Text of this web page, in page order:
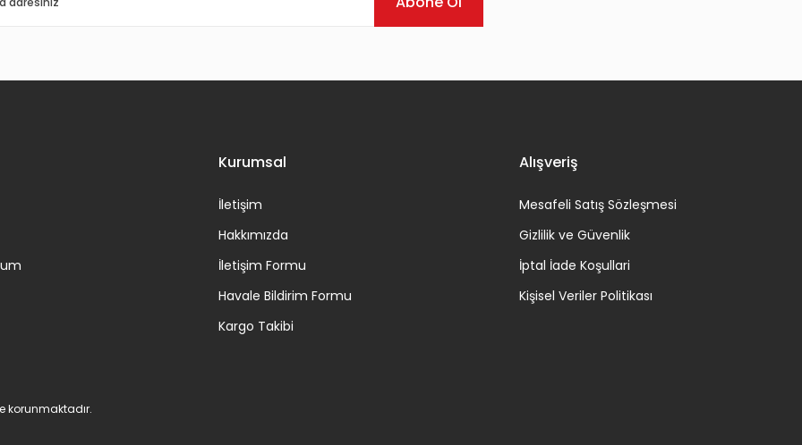
Kurumsal
İletişim
Hakkımızda
İletişim Formu
Havale Bildirim Formu
Kargo Takibi
Alışveriş
Mesafeli Satış Sözleşmesi
Gizlilik ve Güvenlik
İptal İade Koşullari
Kişisel Veriler Politikası
korunmaktadır.